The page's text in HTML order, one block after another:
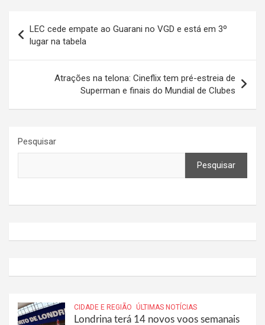
de
Post
LEC cede empate ao Guarani no VGD e está em 3º
lugar na tabela
Atrações na telona: Cineflix tem pré-estreia de
Superman e finais do Mundial de Clubes
Pesquisar
Pesquisar
CIDADE E REGIÃO ÚLTIMAS NOTÍCIAS
Londrina terá 14 novos voos semanais